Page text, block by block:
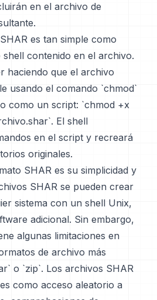
en el archivo de
es tan simple como
contenido en el archivo.
haciendo que el archivo
usando el comando `chmod`
como un script: `chmod +x
El shell
en el script y recreará
originales.
SHAR es su simplicidad y
SHAR se pueden crear
sistema con un shell Unix,
adicional. Sin embargo,
algunas limitaciones en
de archivo más
o `zip`. Los archivos SHAR
como acceso aleatorio a